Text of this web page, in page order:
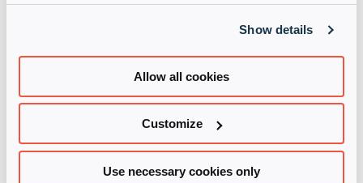
Show details
Allow all cookies
Customize
Use necessary cookies only
För dig som är Sophos-partner och vill veta
och diskutera de senaste nyheterna kring
Past event: Infinigate webinar:
Sophos Partner connect